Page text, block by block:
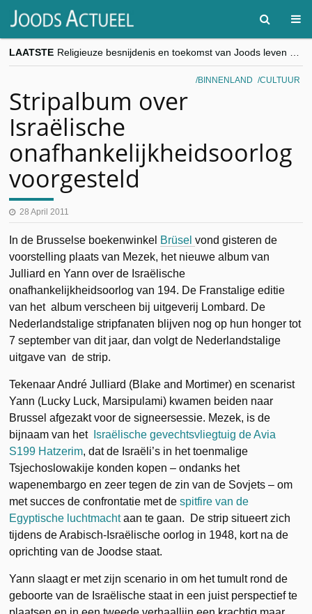
LAATSTE
“Besnijdenisdebat toont hoe moeilijk seculiere Westen minderheden begrijpt”, Jinnih Beels (Vooruit)
CITYTRIP | ROEMENIË – Boekarest: de verrassing van Oost-Europa
BINNENLAND CULTUUR
Stripalbum over
Israëlische
onafhankelijkheidsoorlog
voorgesteld
28 April 2011
In de Brusselse boekenwinkel Brüselvond gisteren de
voorstelling plaats van Mezek, het nieuwe album van
Julliard en Yann over de Israëlische
onafhankelijkheidsoorlog van 194. De Franstalige editie
van het album verscheen bij uitgeverij Lombard. De
Nederlandstalige stripfanaten blijven nog op hun honger tot
7 september van dit jaar, dan volgt de Nederlandstalige
uitgave van de strip.
Tekenaar André Julliard (Blake and Mortimer) en scenarist
Yann (Lucky Luck, Marsipulami) kwamen beiden naar
Brussel afgezakt voor de signeersessie. Mezek, is de
bijnaam van het
Israëlische gevechtsvliegtuig de Avia
S199 Hatzerim, dat de Israëli’s in het toenmalige
Tsjechoslowakije konden kopen – ondanks het
wapenembargo en zeer tegen de zin van de Sovjets – om
met succes de confrontatie met de spitfire van de
Egyptische luchtmachtaan te gaan. De strip situeert zich
tijdens de Arabisch-Israëlische oorlog in 1948, kort na de
oprichting van de Joodse staat.
Yann slaagt er met zijn scenario in om het tumult rond de
geboorte van de Israëlische staat in een juist perspectief te